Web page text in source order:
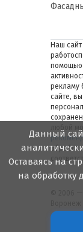
Наш сайт
помощью
рекламу
сайте,
любой
© 2006
Данный
Оставаясь на
на обработку